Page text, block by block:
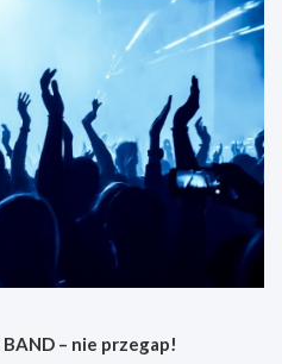
– nie przegap!